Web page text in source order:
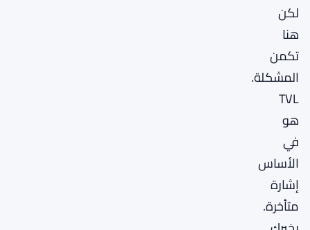
لكن
هنا
تكمن
المشكلة.
TVL
هو
في
الأساس
إشارة
متأخرة.